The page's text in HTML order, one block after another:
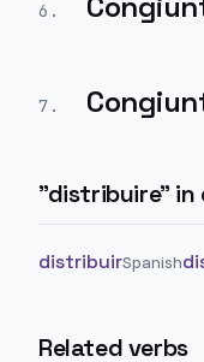
6 .
7 .
"distribuire" in
distribuirSpanish
Related verbs